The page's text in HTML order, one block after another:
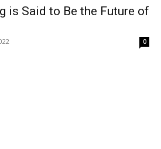
is Said to Be the Future of
0